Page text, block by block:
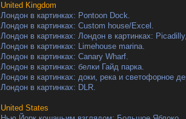
United Kingdom
Лондон в картинках: Pontoon Dock.
Лондон в картинках: Custom house/Excel.
Лондон в картинках: Лондон в картинках:
Лондон в картинках: Limehouse marina.
Лондон в картинках: Canary Wharf.
Лондон в картинках: белки Гайд парка.
Лондон в картинках: доки, река и светофорное
Лондон в картинках: DLR.
United States